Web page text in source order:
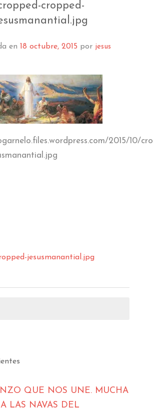
cropped-
en 18 octubre, 2015 por jesus
2015/10/
jesusmanantial.jpg
QUE NOS UNE. MUCHA
LAS NAVAS DEL